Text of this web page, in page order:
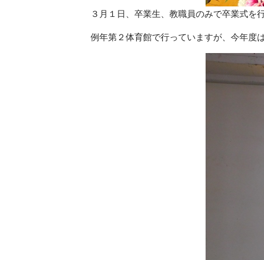
３月１日、卒業生、教職員のみで卒業式を
例年第２体育館で行っていますが、今年度